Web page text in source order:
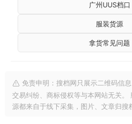
广州UUS档口
服装货源
拿货常见问题
免责申明：搜档网只展示二维码信
交易纠纷、商标侵权等与本网站无关。
源都来自于线下采集，图片、文章归搜